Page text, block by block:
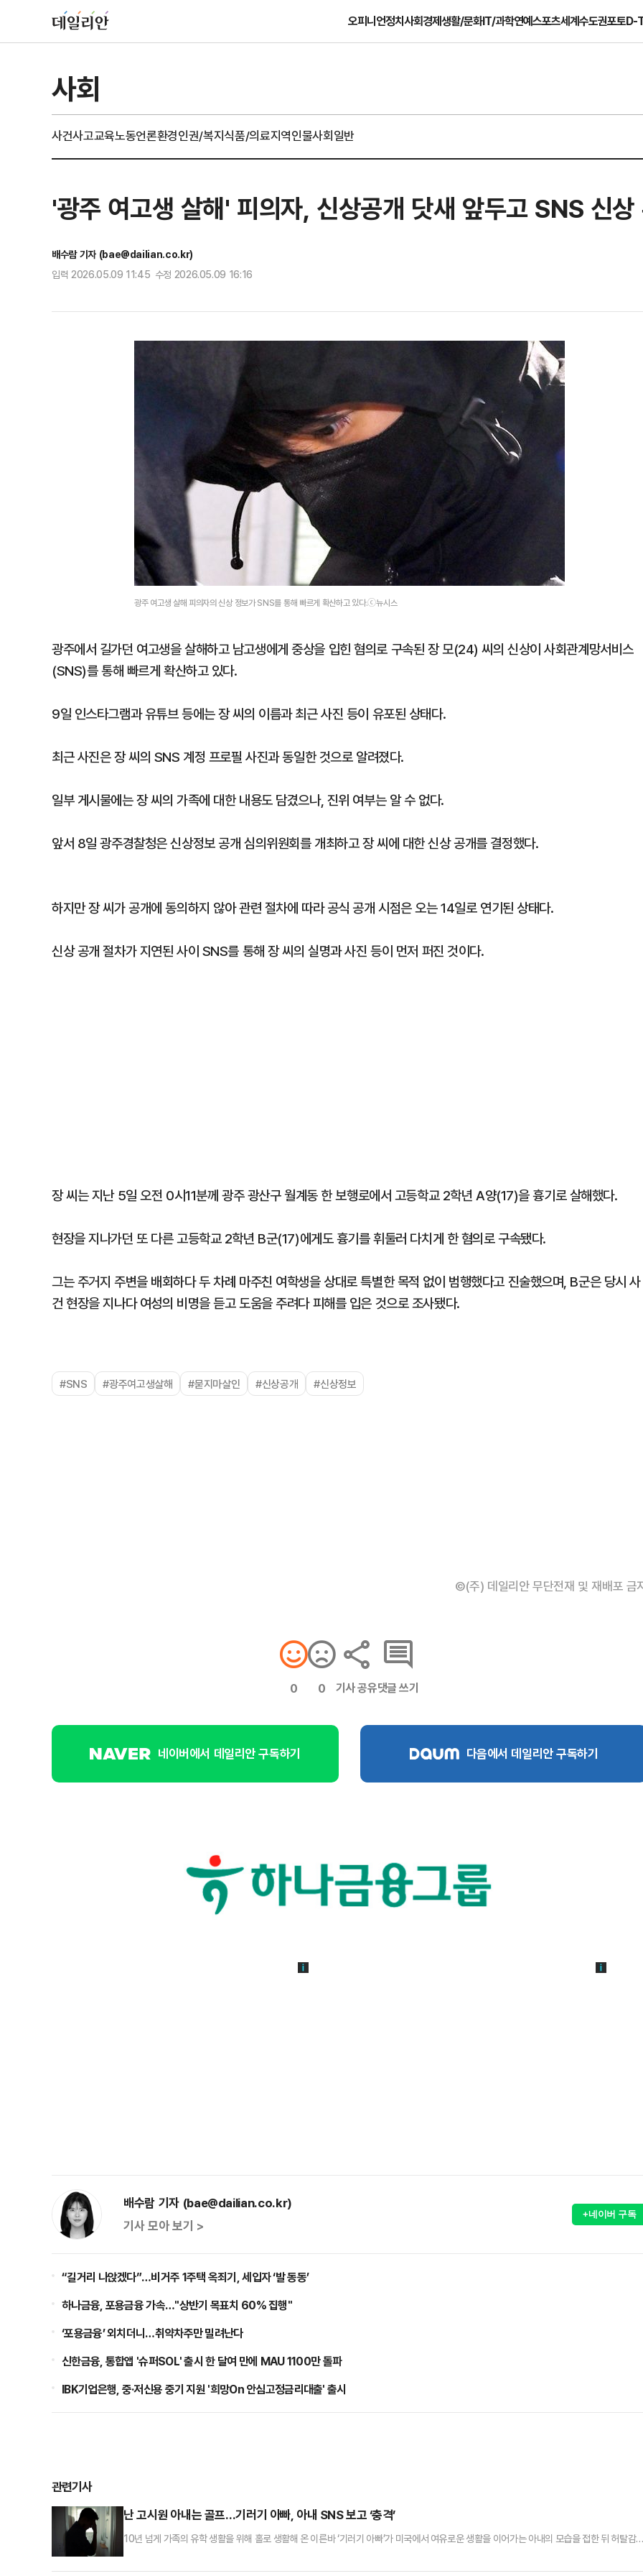
오피니언정치사회경제생활/문화IT/과학연예스포츠세계수도권포토D-
사회
사건사고교육노동언론환경인권/복지식품/의료지역인물사회일반
'광주 여고생 살해' 피의자, 신상공개 닷새 앞두고 SNS 신상
배수람 기자 (bae@dailian.co.kr)
입력 2026.05.09 11:45 수정 2026.05.09 16:16
광주 여고생 살해 피의자의 신상 정보가 SNS를 통해 빠르게 확산하고 있다.ⓒ뉴시스
광주에서 길가던 여고생을 살해하고 남고생에게 중상을 입힌 혐의로 구속된 장 모(24) 씨의 신상이 사회관계망서비스
(SNS)를 통해 빠르게 확산하고 있다.
9일 인스타그램과 유튜브 등에는 장 씨의 이름과 최근 사진 등이 유포된 상태다.
최근 사진은 장 씨의 SNS 계정 프로필 사진과 동일한 것으로 알려졌다.
일부 게시물에는 장 씨의 가족에 대한 내용도 담겼으나, 진위 여부는 알 수 없다.
앞서 8일 광주경찰청은 신상정보 공개 심의위원회를 개최하고 장 씨에 대한 신상 공개를 결정했다.
하지만 장 씨가 공개에 동의하지 않아 관련 절차에 따라 공식 공개 시점은 오는 14일로 연기된 상태다.
신상 공개 절차가 지연된 사이 SNS를 통해 장 씨의 실명과 사진 등이 먼저 퍼진 것이다.
장 씨는 지난 5일 오전 0시11분께 광주 광산구 월계동 한 보행로에서 고등학교 2학년 A양(17)을 흉기로 살해했다.
현장을 지나가던 또 다른 고등학교 2학년 B군(17)에게도 흉기를 휘둘러 다치게 한 혐의로 구속됐다.
그는 주거지 주변을 배회하다 두 차례 마주친 여학생을 상대로 특별한 목적 없이 범행했다고 진술했으며, B군은 당시 사
건 현장을 지나다 여성의 비명을 듣고 도움을 주려다 피해를 입은 것으로 조사됐다.
#SNS #광주여고생살해 #묻지마살인 #신상공개 #신상정보
©(주) 데일리안 무단전재 및 재배포 금
0 0 기사 공유댓글 쓰기
네이버에서 데일리안 구독하기 다음에서 데일리안 구독하기
배수람 기자 (bae@dailian.co.kr)
기사 모아 보기 >
+네이버 구독
“길거리 나앉겠다”…비거주 1주택 옥죄기, 세입자 ‘발 동동’
하나금융, 포용금융 가속…"상반기 목표치 60% 집행"
‘포용금융’ 외치더니…취약차주만 밀려난다
신한금융, 통합앱 '슈퍼SOL' 출시 한 달여 만에 MAU 1100만 돌파
IBK기업은행, 중·저신용 중기 지원 '희망On 안심고정금리대출' 출시
관련기사
난 고시원 아내는 골프…기러기 아빠, 아내 SNS 보고 ‘충격’
10년 넘게 가족의 유학 생활을 위해 홀로 생활해 온 이른바 ‘기러기 아빠’가 미국에서 여유로운 생활을 이어가는 아내의 모습을 접한 뒤 허탈감
온 50대 남성 A씨의 사연이 소개됐다.A 씨는 “딸과 아내를 미국으로 유학 보낸 뒤 10년 넘게 기러기 아빠로 지내왔다. 조그마한 원룸에서 끼니